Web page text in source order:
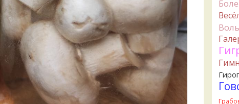
2 дня
грибы.
2 дня
2 дня
2 дня